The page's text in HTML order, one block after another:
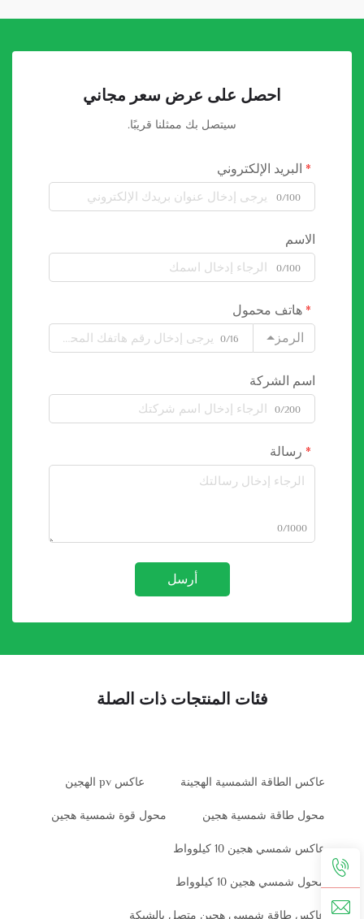
احصل على عرض سعر مجاني
سيتصل بك ممثلنا قريبًا.
البريد الإلكتروني
0/100
الاسم
0/100
هاتف محمول
الرمز
0/16
اسم الشركة
0/200
رسالة
0/1000
أرسل
فئات المنتجات ذات الصلة
عاكس الطاقة الشمسية الهجينة عاكس pv الهجين
محول طاقة شمسية هجين محول قوة شمسية هجين
عاكس شمسي هجين 10 كيلوواط
محول شمسي هجين 10 كيلوواط
عاكس طاقة شمسي هجين متصل بالشبكة